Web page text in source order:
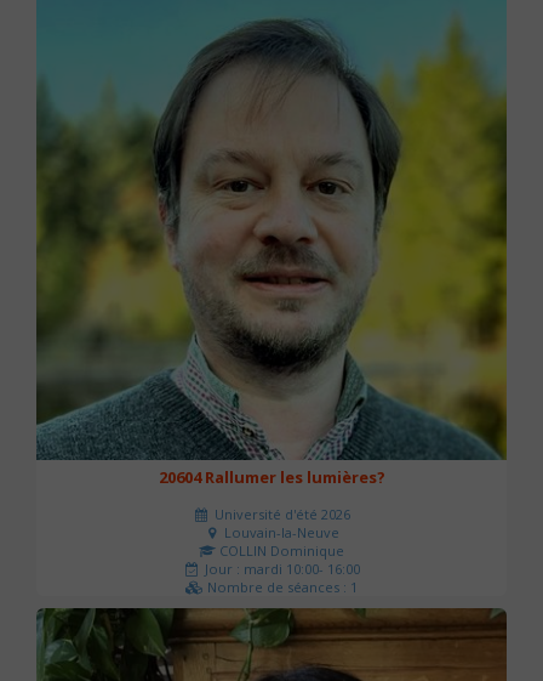
20604 Rallumer les lumières?
Université d'été 2026
Louvain-la-Neuve
COLLIN Dominique
Jour : mardi 10:00- 16:00
Nombre de séances : 1
60 €